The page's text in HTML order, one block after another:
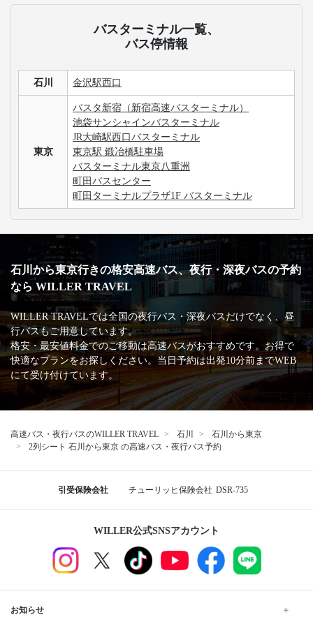
バスターミナル一覧、
バス停情報
石川 金沢駅西口
東京
バスタ新宿（新宿高速バスターミナル）
池袋サンシャインバスターミナル
JR大崎駅西口バスターミナル
東京駅 鍛冶橋駐車場
バスターミナル東京八重洲
町田バスセンター
町田ターミナルプラザ1F バスターミナル
石川から東京行きの格安高速バス、夜行・深夜バスの予約
なら WILLER TRAVEL
WILLER TRAVELでは全国の夜行バス・深夜バスだけでなく、昼
行バスもご用意しています。
格安・最安値料金でのご移動は高速バスがおすすめです。お得で
快適なプランをお探しください。当日予約は出発10分前までWEB
にて受け付けています。
高速バス・夜行バスのWILLER TRAVEL 石川
石川から東京
2列シート 石川から東京 の高速バス・夜行バス予約
引受保険会社 チューリッヒ保険会社 DSR-735
WILLER公式SNSアカウント
お知らせ